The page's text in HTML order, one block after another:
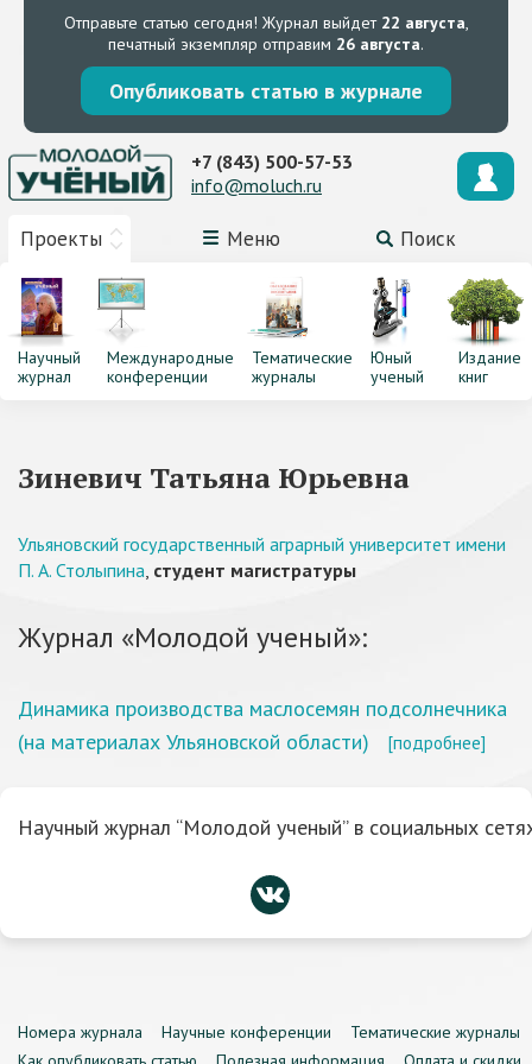
Отправьте статью сегодня! Журнал выйдет 22 августа,
печатный экземпляр отправим 26 августа.
Опубликовать статью в журнале
Проекты Меню Поиск
+7 (843) 500-57-53
info@moluch.ru
Научный
журнал
Международные
конференции
Тематические
журналы
Юный
ученый
Издание
книг
Зиневич Татьяна Юрьевна
Ульяновский государственный аграрный университет имени
П. А. Столыпина, студент магистратуры
Журнал «Молодой ученый»:
Динамика производства маслосемян подсолнечника
(на материалах Ульяновской области)
[подробнее]
Научный журнал “Молодой ученый” в социальных
Номера журнала Научные конференции
Тематические журналы